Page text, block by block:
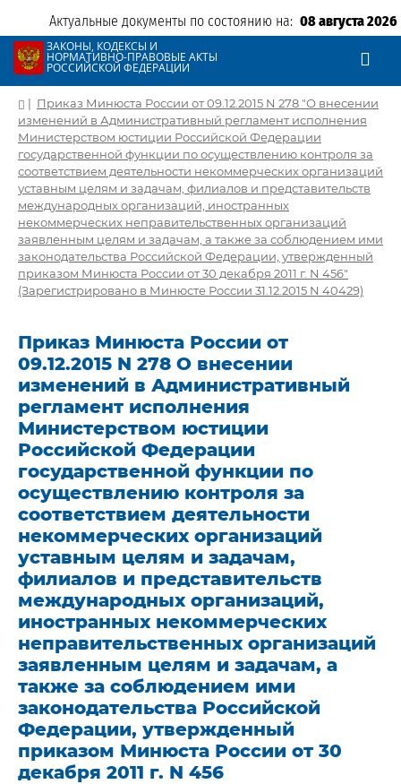
Актуальные документы по состоянию на: 08 августа 2026
ЗАКОНЫ, КОДЕКСЫ И
НОРМАТИВНО-ПРАВОВЫЕ АКТЫ
РОССИЙСКОЙ ФЕДЕРАЦИИ
| Приказ Минюста России от 09.12.2015 N 278 "О внесении
изменений в Административный регламент исполнения
Министерством юстиции Российской Федерации
государственной функции по осуществлению контроля за
соответствием деятельности некоммерческих организаций
уставным целям и задачам, филиалов и представительств
международных организаций, иностранных
некоммерческих неправительственных организаций
заявленным целям и задачам, а также за соблюдением ими
законодательства Российской Федерации, утвержденный
приказом Минюста России от 30 декабря 2011 г. N 456"
(Зарегистрировано в Минюсте России 31.12.2015 N 40429)
Приказ Минюста России от
09.12.2015 N 278 О внесении
изменений в Административный
регламент исполнения
Министерством юстиции
Российской Федерации
государственной функции по
осуществлению контроля за
соответствием деятельности
некоммерческих организаций
уставным целям и задачам,
филиалов и представительств
международных организаций,
иностранных некоммерческих
неправительственных организаций
заявленным целям и задачам, а
также за соблюдением ими
законодательства Российской
Федерации, утвержденный
приказом Минюста России от 30
декабря 2011 г. N 456